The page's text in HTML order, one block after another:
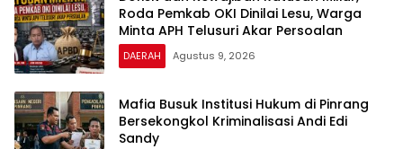
Roda Pemkab OKI Dinilai Lesu, Warga
Minta APH Telusuri Akar Persoalan
DAERAH Agustus 9, 2026
Mafia Busuk Institusi Hukum di Pinrang
Bersekongkol Kriminalisasi Andi Edi
Sandy